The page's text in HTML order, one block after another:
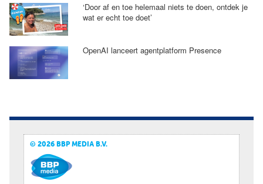
‘Door af en toe helemaal niets te doen, ontdek je
wat er echt toe doet’
OpenAI lanceert agentplatform Presence
© 2026 BBP MEDIA B.V.